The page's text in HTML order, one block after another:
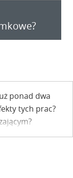
ponad dwa
tych prac?